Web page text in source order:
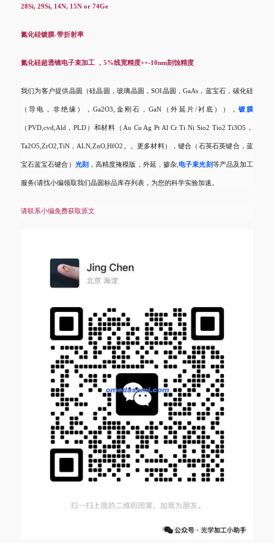
28Si, 29Si, 14N, 15N or 74Ge
氮化硅镀膜-带折射率
氮化硅超透镜电子束加工 ， 5%线宽精度++-10nm刻蚀精度
我们为客户提供晶圆（硅晶圆，玻璃晶圆，SOI晶圆，GaAs，蓝宝石，碳化硅
（导电，非绝缘），Ga2O3,金刚石，GaN（外延片/衬底））， 镀膜
（ PVD,cvd,Ald，PLD）和材料（Au Cu Ag Pt Al Cr Ti Ni Sio2 Tio2 Ti3O5，
Ta2O5,ZrO2,TiN，ALN,ZnO,HfO2。。更多材料），键合（石英石英键合，蓝
宝石蓝宝石键合） 光刻 ，高精度掩模版，外延，掺杂 ,电子束光刻等产品及加工
服务(请找小编领取我们晶圆标品库存列表，为您的科学实验加速。
请联系小编免费获取原文